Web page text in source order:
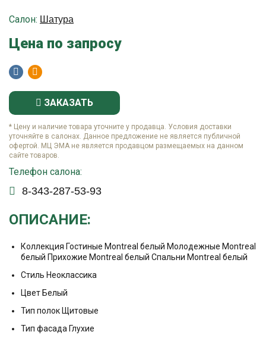
Салон: Шатура
Цена по запросу
ЗАКАЗАТЬ
* Цену и наличие товара уточните у продавца. Условия доставки
уточняйте в салонах. Данное предложение не является публичной
офертой. МЦ ЭМА не является продавцом размещаемых на данном
сайте товаров.
Телефон салона:
8-343-287-53-93
ОПИСАНИЕ:
Коллекция Гостиные Montreal белый Молодежные Montreal
белый Прихожие Montreal белый Спальни Montreal белый
Стиль Неоклассика
Цвет Белый
Тип полок Щитовые
Тип фасада Глухие